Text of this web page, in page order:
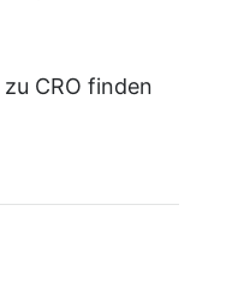
CRO finden